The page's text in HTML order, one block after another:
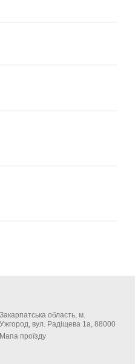
Закарпатська область, м.
Ужгород, вул. Радіщева 1а, 88000
Мапа проїзду